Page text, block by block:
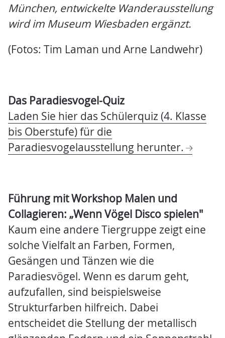
München, entwickelte Wanderausstellung
wird im Museum Wiesbaden ergänzt.
(Fotos: Tim Laman und Arne Landwehr)
Das Paradiesvogel-Quiz
Laden Sie hier das Schülerquiz (4. Klasse
bis Oberstufe) für die
Paradiesvogelausstellung herunter.
Führung mit Workshop Malen und
Collagieren: „Wenn Vögel Disco spielen"
Kaum eine andere Tiergruppe zeigt eine
solche Vielfalt an Farben, Formen,
Gesängen und Tänzen wie die
Paradiesvögel. Wenn es darum geht,
aufzufallen, sind beispielsweise
Strukturfarben hilfreich. Dabei
entscheidet die Stellung der metallisch